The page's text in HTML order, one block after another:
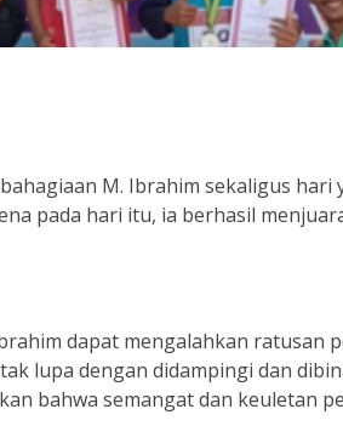
M. Ibrahim sekaligus hari
pada hari itu, ia berhasil
dapat mengalahkan ratusan
lupa dengan didampingi dan
bahwa semangat dan keuletan